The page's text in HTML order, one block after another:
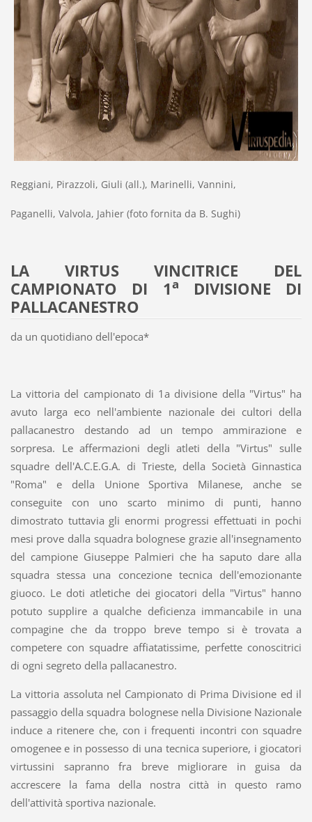
Reggiani, Pirazzoli, Giuli (all.), Marinelli, Vannini,
Paganelli, Valvola, Jahier (foto fornita da B. Sughi)
LA VIRTUS VINCITRICE DEL
CAMPIONATO DI 1a
DIVISIONE DI
PALLACANESTRO
da un quotidiano dell'epoca*
La vittoria del campionato di 1a divisione della "Virtus" ha
avuto larga eco nell'ambiente nazionale dei cultori della
pallacanestro destando ad un tempo ammirazione e
sorpresa. Le affermazioni degli atleti della "Virtus" sulle
squadre dell'A.C.E.G.A. di Trieste, della Società Ginnastica
"Roma" e della Unione Sportiva Milanese, anche se
conseguite con uno scarto minimo di punti, hanno
dimostrato tuttavia gli enormi progressi effettuati in pochi
mesi prove dalla squadra bolognese grazie all'insegnamento
del campione Giuseppe Palmieri che ha saputo dare alla
squadra stessa una concezione tecnica dell'emozionante
giuoco. Le doti atletiche dei giocatori della "Virtus" hanno
potuto supplire a qualche deficienza immancabile in una
compagine che da troppo breve tempo si è trovata a
competere con squadre affiatatissime, perfette conoscitrici
di ogni segreto della pallacanestro.
La vittoria assoluta nel Campionato di Prima Divisione ed il
passaggio della squadra bolognese nella Divisione Nazionale
induce a ritenere che, con i frequenti incontri con squadre
omogenee e in possesso di una tecnica superiore, i giocatori
virtussini sapranno fra breve migliorare in guisa da
accrescere la fama della nostra città in questo ramo
dell'attività sportiva nazionale.